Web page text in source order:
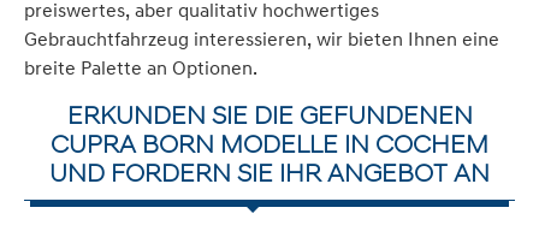
preiswertes, aber qualitativ hochwertiges
Gebrauchtfahrzeug interessieren, wir bieten Ihnen eine
breite Palette an Optionen.
ERKUNDEN SIE DIE GEFUNDENEN
CUPRA BORN MODELLE IN COCHEM
UND FORDERN SIE IHR ANGEBOT AN